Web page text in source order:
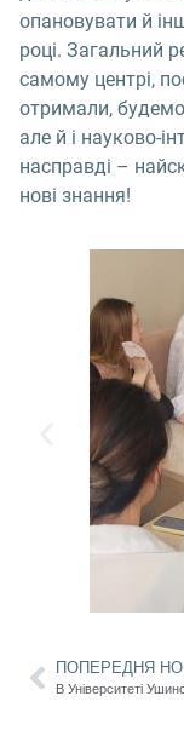
опановувати й
році. Загальний
самому центрі,
отримали, будемо
але й і науково-
насправді –
нові знання!
ПОПЕРЕДНЯ